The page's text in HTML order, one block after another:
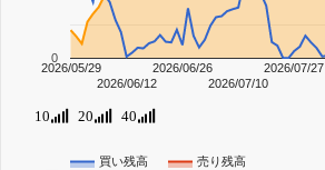
2026/05/29
2026/06/12
2026/06/26
2026/07/10
2026/07/27
0
10 20 40
買い残高 売り残高